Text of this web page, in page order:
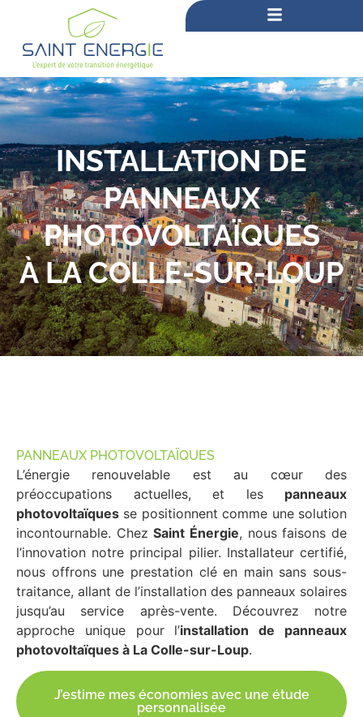
INSTALLATION DE
PANNEAUX
PHOTOVOLTAÏQUES
À LA COLLE-SUR-LOUP
PANNEAUX PHOTOVOLTAÏQUES
L’énergie renouvelable est au cœur des
préoccupations actuelles, et les panneaux
photovoltaïques se positionnent comme une solution
incontournable. ChezSaint Énergie, nous faisons de
l’innovation notre principal pilier. Installateur certifié,
nous offrons une prestation clé en main sans sous-
traitance, allant de l’installation des panneaux solaires
jusqu’au service après-vente. Découvrez notre
approche unique pour l’installation de panneaux
photovoltaïques à La Colle-sur-Loup.
J’estime mes économies avec une étude
personnalisée